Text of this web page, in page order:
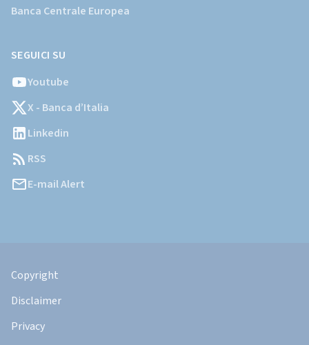
Banca Centrale Europea
SEGUICI SU
Youtube
X - Banca d’Italia
Linkedin
RSS
E-mail Alert
Legali
Copyright
Disclaimer
Privacy